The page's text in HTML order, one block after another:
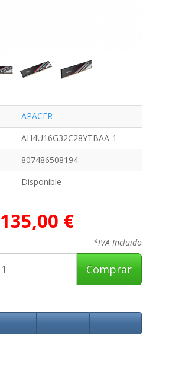
APACER
AH4U16G32C28YTBAA-1
807486508194
Disponible
135,00 €
*IVA Incluido
Comprar